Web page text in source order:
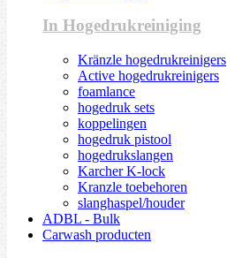
In Hogedrukreiniging
Kränzle hogedrukreinigers
Active hogedrukreinigers
foamlance
hogedruk sets
koppelingen
hogedruk pistool
hogedrukslangen
Karcher K-lock
Kranzle toebehoren
slanghaspel/houder
ADBL - Bulk
Carwash producten